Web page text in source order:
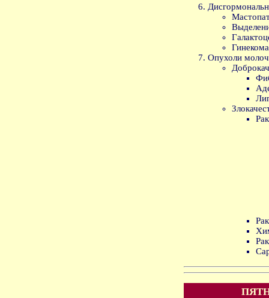
Опухоли